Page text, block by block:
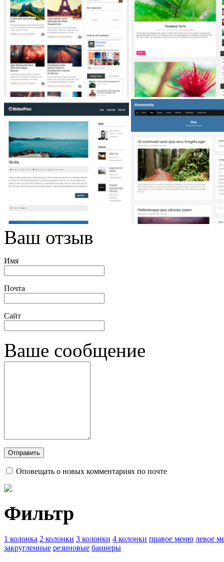
Ваш отзыв
Имя
Почта
Сайт
Ваше сообщение
Оповещать о новых комментариях по почте
Фильтр
1 колонка 2 колонки 3 колонки 4 колонки правое меню левое
закругленные резиновые баннеры